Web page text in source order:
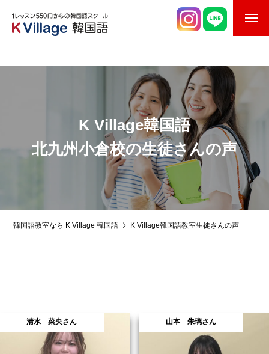
スケジュール
韓国語お役立ちコラム
K Village韓国語
北九州小倉校の生徒さんの声
韓国語教室なら K Village 韓国語 K Village韓国語教室生徒さんの声
清水 菜央さん 山本 朱璃さん